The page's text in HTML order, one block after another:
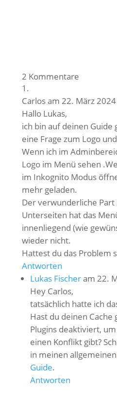
2 Kommentare
Carlosam 22. März
Hallo Lukas,
ich bin auf deinen Guide
eine Frage zum Logo
Wenn ich im
Logo im Menü sehen
im Inkognito Modus
mehr geladen.
Der verwunderliche Part
Unterseiten hat das
innenliegend (wie
wieder nicht.
Hattest du das Problem
Antworten
Lukas Fischeram 22.
Hey Carlos,
tatsächlich hatte ich
Hast du deinen
Plugins deaktiviert,
einen Konflikt gibt?
in meinen allgemeinen
Guide.
Antworten